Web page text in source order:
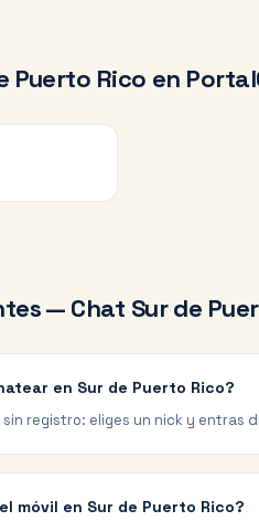
Puerto Rico en
— Chat Sur de
en Sur de Puerto Rico?
registro: eliges un nick y entras
móvil en Sur de Puerto Rico?